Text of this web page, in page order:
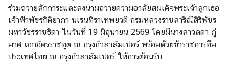
ย์
ข่
า
ว
ร่วมถวายสักการะและลงนามถวายความอาลัยสมเด็จพระเจ้าลูกเธอ
เจ้าฟ้าพัชรกิติยาภา นเรนทิราเทพยวดี กรมหลวงราชสาริณีสิริพัชร
มหาวัชรราชธิดา ในวันที่ 19 มิถุนายน 2569 โดยมีนางสาวลดา ภู่
มาศ เอกอัครราชทูต ณ กรุงกัวลาลัมเปอร์ พร้อมด้วยข้าราชการทีม
ประเทศไทย ณ กรุงกัวลาลัมเปอร์ ให้การต้อนรับ